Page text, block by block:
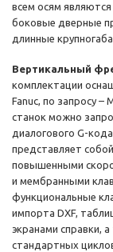
всем осям
боковые дверные
длинные
Вертикальный
комплектации
Fanuc, по запросу –
станок можно
диалогового G-
представляет
повышенными
и мембранными
функциональные
импорта DXF,
экранами справки,
стандартных